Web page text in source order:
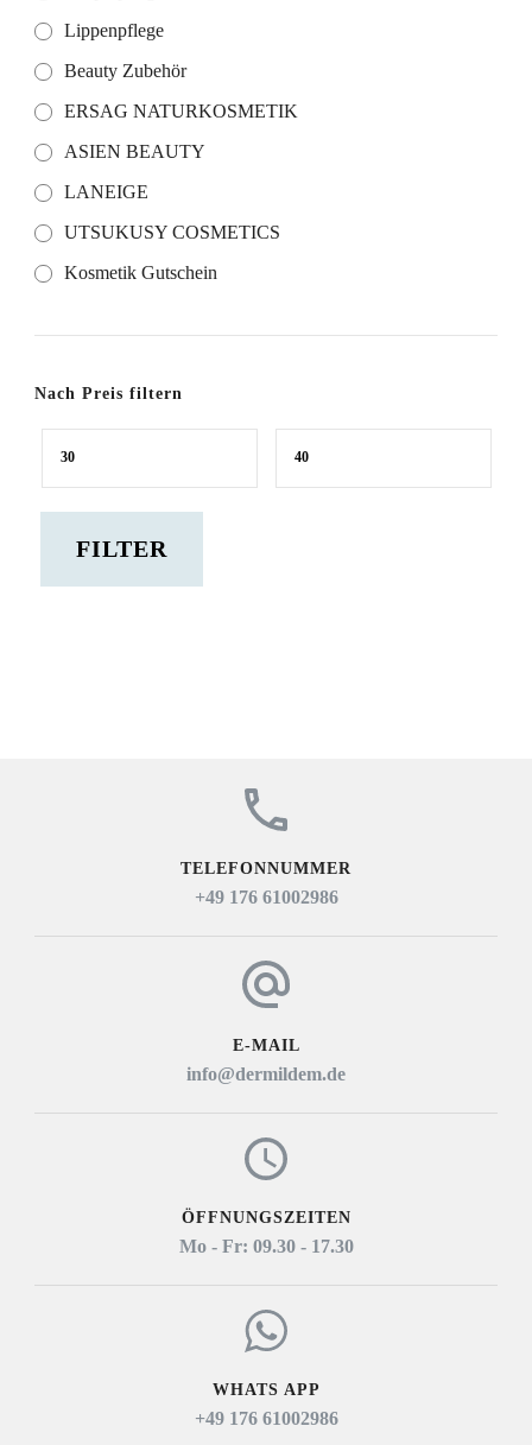
Lippenpflege
Beauty Zubehör
ERSAG NATURKOSMETIK
ASIEN BEAUTY
LANEIGE
UTSUKUSY COSMETICS
Kosmetik Gutschein
Nach Preis filtern
Min. Max.
FILTER
TELEFONNUMMER
+49 176 61002986
E-MAIL
info@dermildem.de
ÖFFNUNGSZEITEN
Mo - Fr: 09.30 - 17.30
WHATS APP
+49 176 61002986